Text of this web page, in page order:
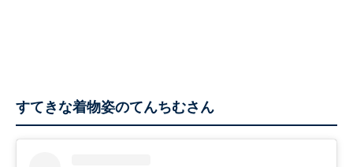
すてきな着物姿のてんちむさん